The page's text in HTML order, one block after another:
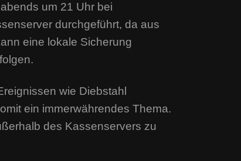
um 21 Uhr bei
durchgeführt, da aus
eine lokale Sicherung
wie Diebstahl
ein immerwährendes Thema.
des Kassenservers zu